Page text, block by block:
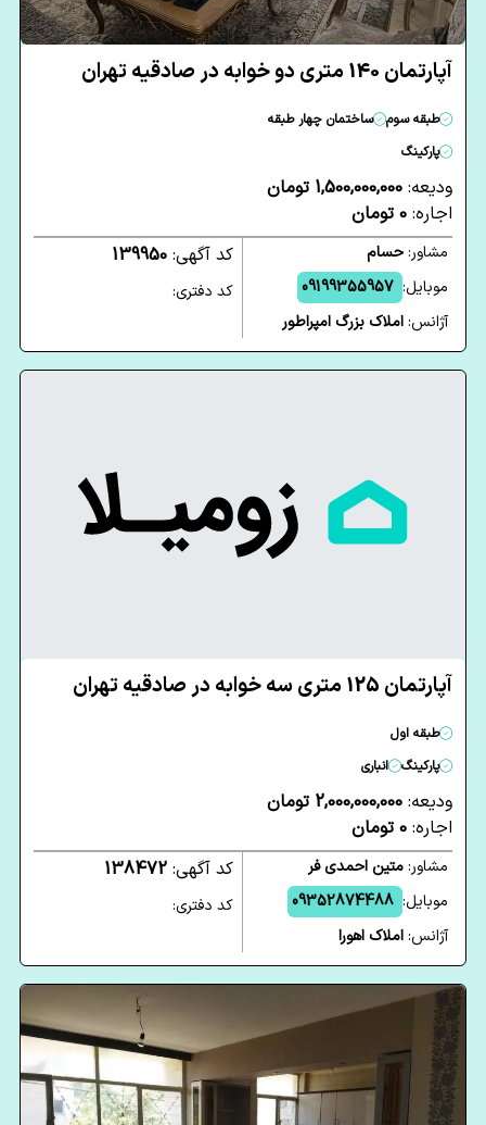
آپارتمان 140 متری دو خوابه در صادقیه تهران
طبقه سوم
ساختمان چهار طبقه
پارکینگ
ودیعه: 1,500,000,000 تومان
اجاره: 0 تومان
مشاور:حسام
موبایل: 09199355957
آژانس:املاک بزرگ امپراطور
کد آگهی: 139950
کد دفتری:
آپارتمان 125 متری سه خوابه در صادقیه تهران
طبقه اول
پارکینگ
انباری
ودیعه: 2,000,000,000 تومان
اجاره: 0 تومان
مشاور:متین احمدی فر
موبایل: 09352874488
آژانس:املاک اهورا
کد آگهی: 138472
کد دفتری: